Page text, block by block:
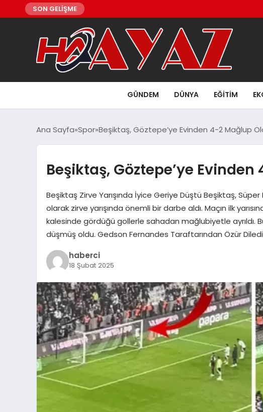
SON GELİŞME
GÜNDEM DÜNYA EĞITIM
Ana Sayfa Spor Beşiktaş, Göztepe’ye Evinden 4-2 Mağlup
Beşiktaş, Göztepe’ye
Beşiktaş Zirve Yarışında İyice Geriye Düştü Beşiktaş,
olarak zirve yarışında önemli bir darbe aldı. Maçın ilk
kalesinde gördüğü gollerle sahadan mağlubiyetle ayrıldı.
düşmüş oldu. Gedson Fernandes Taraftarından Özür
haberci
18 Şubat 2025